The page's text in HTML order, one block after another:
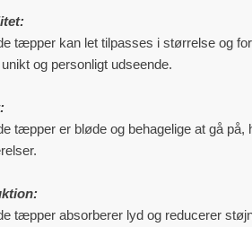
tæpper kan let tilpasses i størrelse og
og personligt udseende.
tæpper er bløde og behagelige at gå
tæpper absorberer lyd og reducerer